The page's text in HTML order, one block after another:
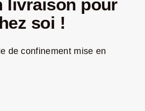
livraison pour
soi !
de confinement mise en